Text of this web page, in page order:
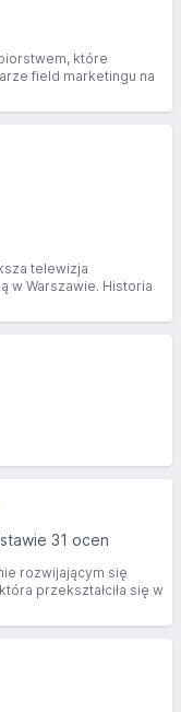
które
field marketingu na
telewizja
w Warszawie. Historia
31 ocen
rozwijającym się
przekształciła się w